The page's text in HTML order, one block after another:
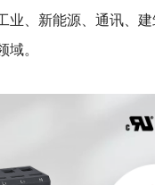
业、新能源、通讯、建
域。